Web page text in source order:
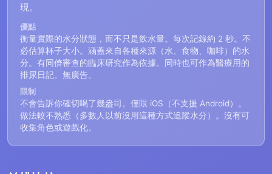
現。
優點
衡量實際的水分狀態，而不只是飲水量。每次記錄約 2 秒。不
必估算杯子大小。涵蓋來自各種來源（水、食物、咖啡）的水
分。有同儕審查的臨床研究作為依據。同時也可作為醫療用的
排尿日記。無廣告。
限制
不會告訴你確切喝了幾盎司。僅限 iOS（不支援 Android）。
做法較不熟悉（多數人以前沒用這種方式追蹤水分）。沒有可
收集角色或遊戲化。